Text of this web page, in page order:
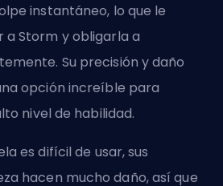
instantáneo, lo que le
Storm y obligarla a
Su precisión y daño
opción increíble para
nivel de habilidad.
es difícil de usar, sus
hacen mucho daño, así que